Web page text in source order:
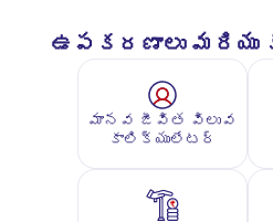
ఉపకరణాలు మరియు
మానవ జీవిత విలువ
కాలిక్యులేటర్